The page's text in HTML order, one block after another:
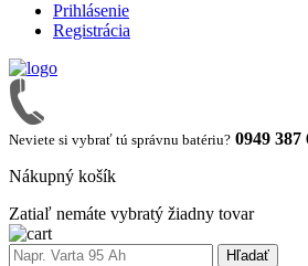
Prihlásenie
Registrácia
Neviete si vybrať tú správnu batériu? 0949 387
Nákupný košík
Zatiaľ nemáte vybratý žiadny tovar
Hľadať